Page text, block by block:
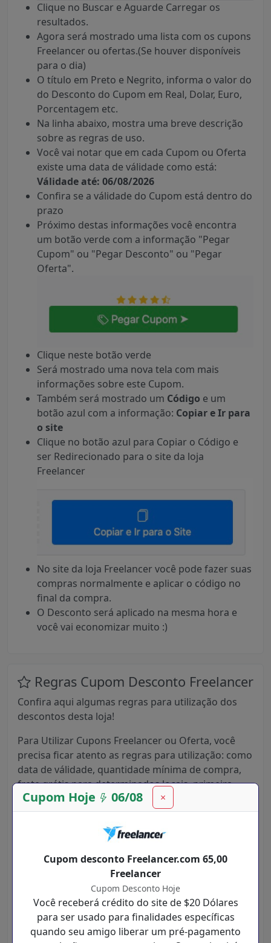
Cupom Hoje 06/08 ×
Cupom desconto Freelancer.com 65,00
Freelancer
Cupom Desconto Hoje
Você receberá crédito do site de $20 Dólares
para ser usado para finalidades específicas
quando seu amigo liberar um pré-pagamento
Clique no Buscar e Aguarde Carregar os
resultados.
Agora será mostrado uma lista com os cupons
Freelancer ou ofertas.(Se houver disponíveis
para o dia)
O título em Preto e Negrito, informa o valor do
do Desconto do Cupom em Real, Dolar, Euro,
Porcentagem etc.
Na linha abaixo, mostra uma breve descrição
sobre as regras de uso.
Você vai notar que em cada Cupom ou Oferta
existe uma data de válidade como está:
Válidade até: 06/08/2026
Confira se a válidade do Cupom está dentro do
prazo
Próximo destas informações você encontra
um botão verde com a informação "Pegar
Cupom" ou "Pegar Desconto" ou "Pegar
Oferta".
Clique neste botão verde
Será mostrado uma nova tela com mais
informações sobre este Cupom.
Também será mostrado um Código e um
botão azul com a informação: Copiar e Ir para
o site
Clique no botão azul para Copiar o Código e
ser Redirecionado para o site da loja
Freelancer
No site da loja Freelancer você pode fazer suas
compras normalmente e aplicar o código no
final da compra.
O Desconto será aplicado na mesma hora e
você vai economizar muito :)
Regras Cupom Desconto Freelancer
Confira aqui algumas regras para utilização dos
descontos desta loja!
Para Utilizar Cupons Freelancer ou Oferta, você
precisa ficar atento as regras para utilização: como
data de válidade, quantidade mínima de compra,
frete grátis para determinados locais, primeira
compra ou primeiro cadastro, limite 1 por cpf,
quantidade máxima de compra, localidade,
válidade apenas no site, produtos vendidos e
entregues apenas pela empresa ou por
marketplace, válidade apenas no App e várias
Veja como Funciona:
Publique um Projeto